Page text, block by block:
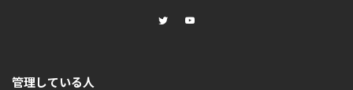
管理している人